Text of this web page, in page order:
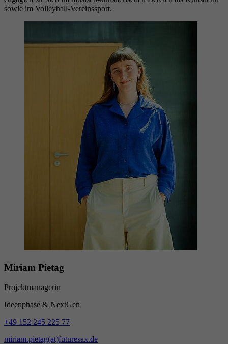
sowie im Volleyball-Vereinssport.
Miriam Pietag
Projektmanagerin
Ideenphase & NextGen
+49 152 245 225 77
miriam.pietag(at)futuresax.de